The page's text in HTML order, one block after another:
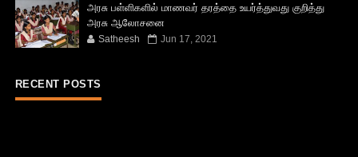
அரசு பள்ளிகளில் மாணவர் தரத்தை உயர்த்துவது குறித்து
அரசு ஆலோசனை
Satheesh Jun 17, 2021
RECENT POSTS